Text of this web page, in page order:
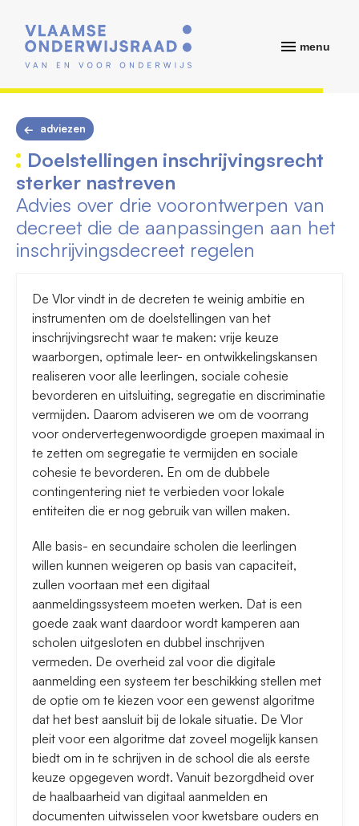
menu
adviezen
Doelstellingen inschrijvingsrecht
sterker nastreven
Advies over drie voorontwerpen van
decreet die de aanpassingen aan het
inschrijvingsdecreet regelen
De Vlor vindt in de decreten te weinig ambitie en
instrumenten om de doelstellingen van het
inschrijvingsrecht waar te maken: vrije keuze
waarborgen, optimale leer- en ontwikkelingskansen
realiseren voor alle leerlingen, sociale cohesie
bevorderen en uitsluiting, segregatie en discriminatie
vermijden. Daarom adviseren we om de voorrang
voor ondervertegenwoordigde groepen maximaal in
te zetten om segregatie te vermijden en sociale
cohesie te bevorderen. En om de dubbele
contingentering niet te verbieden voor lokale
entiteiten die er nog gebruik van willen maken.
Alle basis- en secundaire scholen die leerlingen
willen kunnen weigeren op basis van capaciteit,
zullen voortaan met een digitaal
aanmeldingssysteem moeten werken. Dat is een
goede zaak want daardoor wordt kamperen aan
scholen uitgesloten en dubbel inschrijven
vermeden. De overheid zal voor die digitale
aanmelding een systeem ter beschikking stellen met
de optie om te kiezen voor een gewenst algoritme
dat het best aansluit bij de lokale situatie. De Vlor
pleit voor een algoritme dat zoveel mogelijk kansen
biedt om in te schrijven in de school die als eerste
keuze opgegeven wordt. Vanuit bezorgdheid over
de haalbaarheid van digitaal aanmelden en
documenten uitwisselen voor kwetsbare ouders en